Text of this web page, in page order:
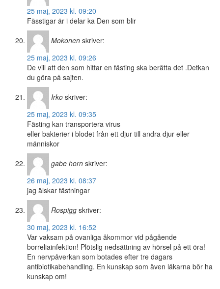
25 maj, 2023 kl. 09:20
Fässtigar är i delar ka Den som blir
Mokonen skriver:
25 maj, 2023 kl. 09:26
De vill att den som hittar en fästing ska berätta det .Detkan
du göra på sajten.
Irko skriver:
25 maj, 2023 kl. 09:35
Fästing kan transportera virus
eller bakterier i blodet från ett djur till andra djur eller
människor
gabe horn skriver:
26 maj, 2023 kl. 08:37
jag älskar fästningar
Rospigg skriver:
30 maj, 2023 kl. 16:52
Var vaksam på ovanliga åkommor vid pågående
borreliainfektion! Plötslig nedsättning av hörsel på ett öra!
En nervpåverkan som botades efter tre dagars
antibiotikabehandling. En kunskap som även läkarna bör ha
kunskap om!